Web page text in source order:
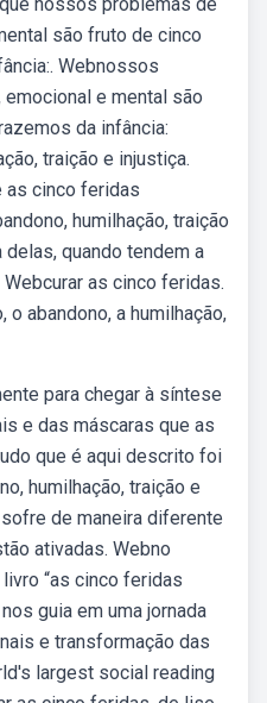
são fruto de cinco
Webnossos
e mental são
da infância:
traição e injustiça.
as cinco feridas
humilhação, traição
quando tendem a
as cinco feridas.
o abandono, a humilhação,
para chegar à síntese
e das máscaras que as
que é aqui descrito foi
humilhação, traição e
de maneira diferente
ativadas. Webno
“as cinco feridas
guia em uma jornada
e transformação das
largest social reading